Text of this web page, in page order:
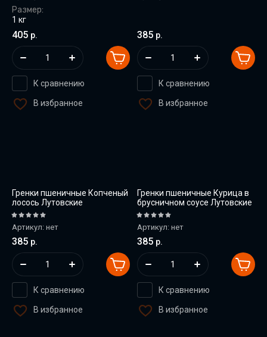
Размер:
1 кг
405 р.
К сравнению
В избранное
385 р.
К сравнению
В избранное
Гренки пшеничные Копченый
лосось Лутовские
Артикул: нет
385 р.
К сравнению
В избранное
Гренки пшеничные Курица в
брусничном соусе Лутовские
Артикул: нет
385 р.
К сравнению
В избранное